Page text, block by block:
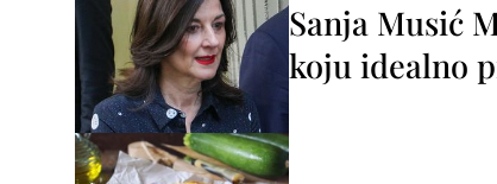
Sanja Musić
koju idealno